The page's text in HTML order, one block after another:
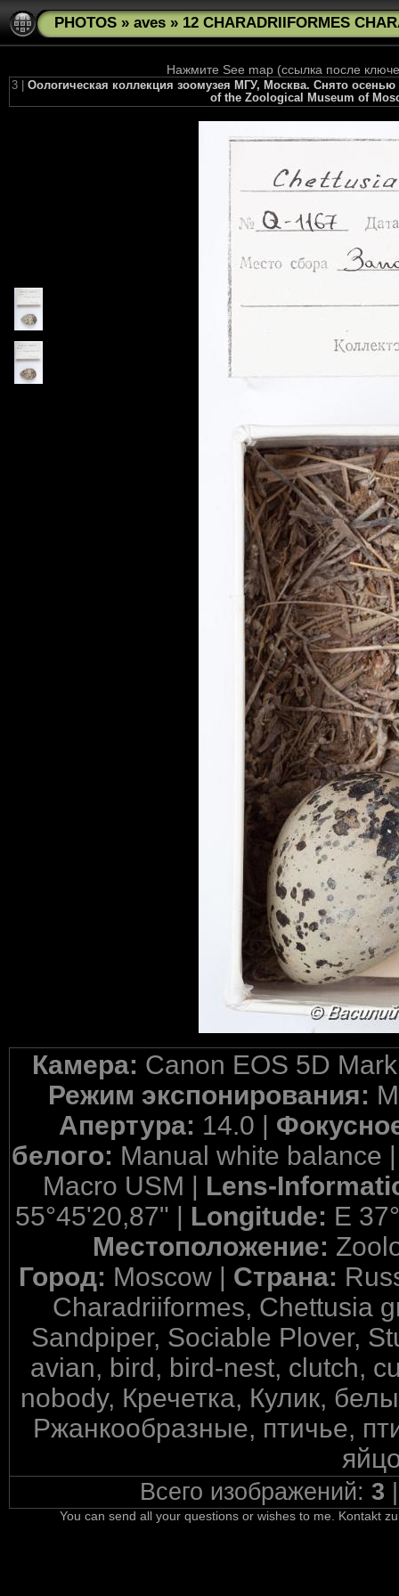
PHOTOS » aves » 12 CHARADRIIFORMES
Нажмите See map (ссылка после
3 | Оологическая коллекция зоомузея МГУ, Москва. Снято
of the Zoological Museum of
Камера: Canon EOS 5D
Режим экспонирования:
Апертура: 14.0 |
белого: Manual white balance
Macro USM | Lens-
55°45'20,87" | Longitude: E
Местоположение:
Город: Moscow | Страна:
Charadriiformes, Chettusia
Sandpiper, Sociable Plover,
avian, bird, bird-nest, clutch,
nobody, Кречетка, Кулик,
Ржанкообразные, птичье,
Всего изображений: 3
You can send all your questions or wishes to me. Kontakt